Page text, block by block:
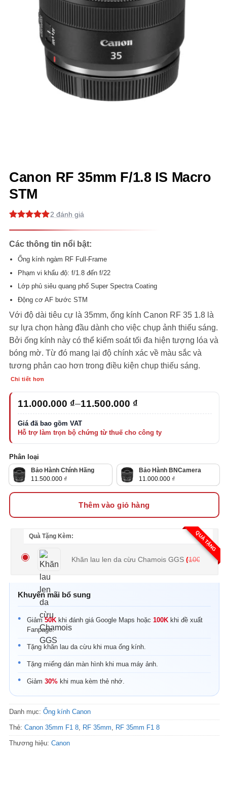
Canon RF 35mm F/1.8 IS Macro
STM
đánh giá
2
Các thông tin nổi bật:
Ống kính ngàm RF Full-Frame
Phạm vi khẩu độ: f/1.8 đến f/22
Lớp phủ siêu quang phổ Super Spectra Coating
Động cơ AF bước STM
Với độ dài tiêu cự là 35mm, ống kính Canon RF 35 1.8 là
sự lựa chọn hàng đầu dành cho việc chụp ảnh thiếu sáng.
Bởi ống kính này có thể kiểm soát tối đa hiện tượng lóa và
bóng mờ. Từ đó mang lại độ chính xác về màu sắc và
tương phản cao hơn trong điều kiện chụp thiếu sáng.
Chi tiết hơn
11.000.000 ₫–11.500.000 ₫
Khoảng
giá:
từ
11.000.000 ₫
đến
11.500.000 ₫
Phân loại
Bảo Hành Chính Hãng
Giá Gốc Là: 14.000.000 ₫.
11.500.000 ₫
Giá Hiện Tại Là: 11.500.000 ₫.
Bảo Hành BNCamera
Giá Gốc Là: 13.000.000 ₫.
11.000.000 ₫
Giá Hiện Tại Là: 11.000.000 ₫.
Thêm vào giỏ hàng
QUÀ TẶNG
Quà Tặng Kèm:
Khăn lau len da cừu Chamois GGS
(100.000₫
Khuyến mãi bổ sung
Giảm50K khi đánh giá Google Maps hoặc 100K khi đề xuất
Fanpage.
Tặng khăn lau da cừu khi mua ống kính.
Tặng miếng dán màn hình khi mua máy ảnh.
Giảm 30% khi mua kèm thẻ nhớ.
Danh mục: Ống kính Canon
Thẻ: Canon 35mm F1 8 RF 35mm RF 35mm F1 8
Thương hiệu: Canon